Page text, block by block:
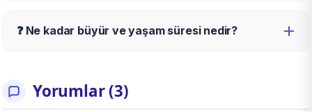
❓ Ne kadar büyür ve yaşam süresi nedir?
Yorumlar (3)